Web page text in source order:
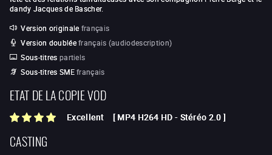
dandy Jacques de Bascher.
Version originale français
Version doublée français (audiodescription)
Sous-titres partiels
Sous-titres SME français
ETAT DE LA COPIE VOD
Excellent [ MP4 H264 HD - Stéréo 2.0 ]
CASTING